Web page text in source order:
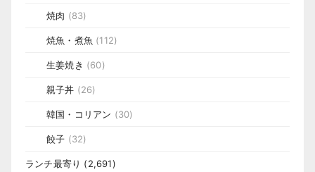
焼肉 (83)
焼魚・煮魚 (112)
生姜焼き (60)
親子丼 (26)
韓国・コリアン (30)
餃子 (32)
ランチ最寄り (2,691)